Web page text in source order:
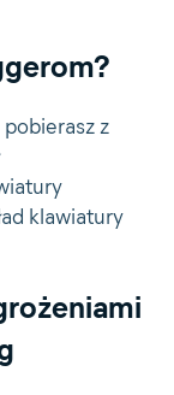
z
klawiatury